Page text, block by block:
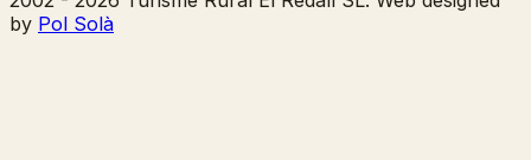
by Pol Solà